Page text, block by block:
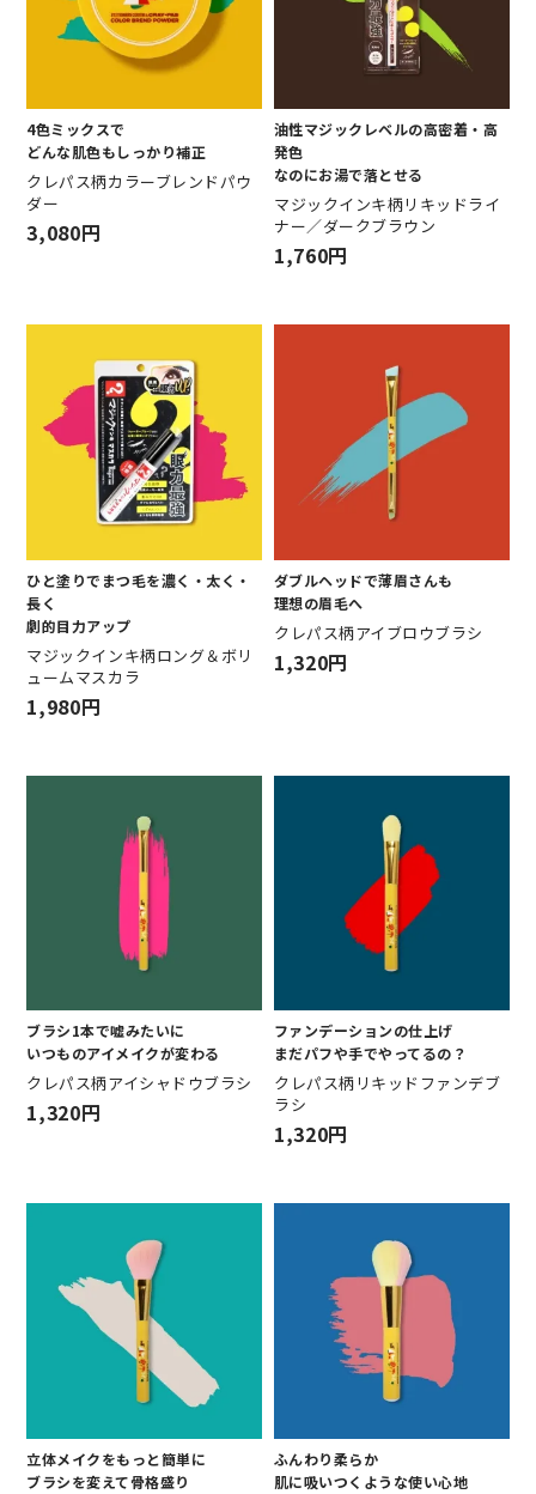
4色ミックスで
どんな肌色もしっかり補正
クレパス柄カラーブレンドパウ
ダー
3,080円
油性マジックレベルの高密着・高
発色
なのにお湯で落とせる
マジックインキ柄リキッドライ
ナー／ダークブラウン
1,760円
ひと塗りでまつ毛を濃く・太く・
長く
劇的目力アップ
マジックインキ柄ロング＆ボリ
ュームマスカラ
1,980円
ダブルヘッドで薄眉さんも
理想の眉毛へ
クレパス柄アイブロウブラシ
1,320円
ブラシ1本で嘘みたいに
いつものアイメイクが変わる
クレパス柄アイシャドウブラシ
1,320円
ファンデーションの仕上げ
まだパフや手でやってるの？
クレパス柄リキッドファンデブ
ラシ
1,320円
立体メイクをもっと簡単に
ブラシを変えて骨格盛り
ふんわり柔らか
肌に吸いつくような使い心地